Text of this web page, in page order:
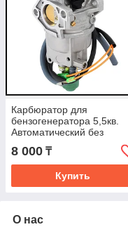
Карбюратор для
бензогенератора 5,5кв.
Автоматический без
флажка
8 000 ₸
Купить
О нас